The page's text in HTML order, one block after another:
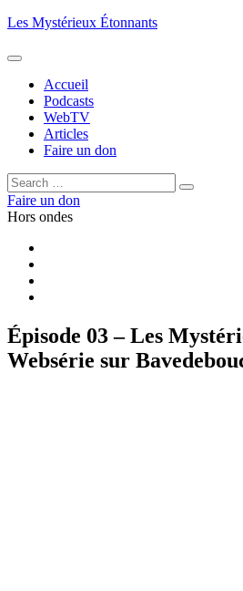
Aller
contenu
Les Mystérieux Étonnants
Accueil
Podcasts
WebTV
Articles
Faire un don
Rechercher :
Rechercher
Faire un don
Hors ondes
Épisode 03 – Les
Websérie sur